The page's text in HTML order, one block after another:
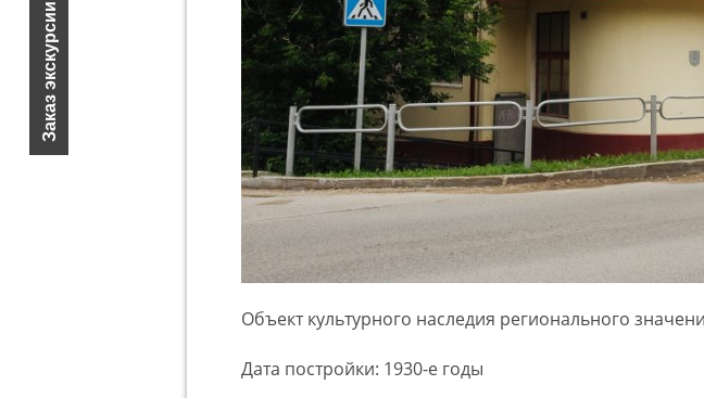
Заказ экскурсии
Объект культурного наследия регионального
Дата постройки: 1930-е годы